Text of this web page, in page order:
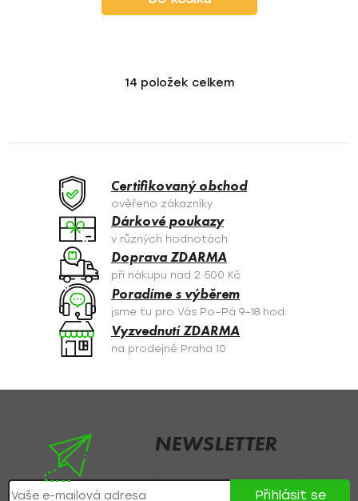
O
á
c
í
p
r
v
k
y
v
ý
p
s
14 položek celkem
Certifikovaný obchod
ověřeno zákazníky
Dárkové poukazy
v různých hodnotách
Doprava ZDARMA
při nákupu nad 2 500 Kč
Poradíme s výběrem
jsme tu pro Vás Po–Pá 9–18 hod.
Vyzvednutí ZDARMA
na prodejně Praha 10
NEWSLETTER
Přihlásit se